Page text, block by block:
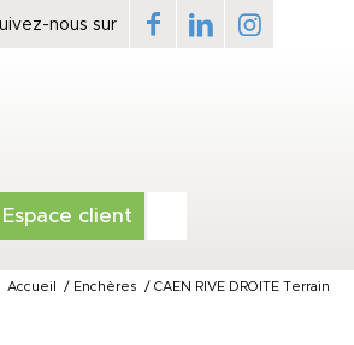
Espace client
Accueil / Enchères / CAEN RIVE DROITE Terrain